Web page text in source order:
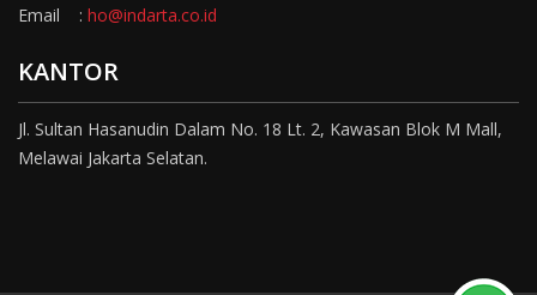
Email : ho@indarta.co.id
KANTOR
Jl. Sultan Hasanudin Dalam No. 18 Lt. 2, Kawasan Blok M Mall,
Melawai Jakarta Selatan.